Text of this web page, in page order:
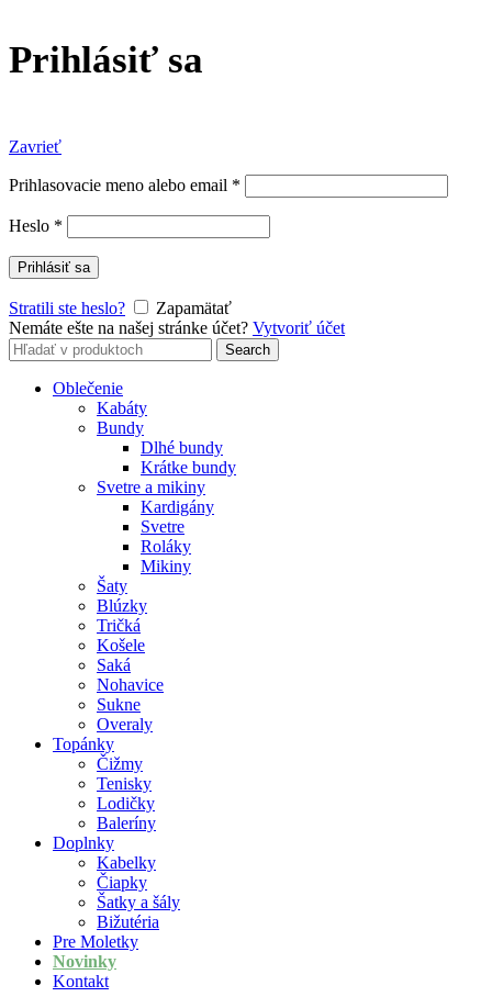
Prihlásiť sa
Zavrieť
Prihlasovacie meno alebo email *
Heslo *
Prihlásiť sa
Stratili ste heslo?
Zapamätať
Nemáte ešte na našej stránke účet? Vytvoriť účet
Search
for:
Search
Oblečenie
Kabáty
Bundy
Dlhé bundy
Krátke bundy
Svetre a mikiny
Kardigány
Svetre
Roláky
Mikiny
Šaty
Blúzky
Tričká
Košele
Saká
Nohavice
Sukne
Overaly
Topánky
Čižmy
Tenisky
Lodičky
Baleríny
Doplnky
Kabelky
Čiapky
Šatky a šály
Bižutéria
Pre Moletky
Novinky
Kontakt